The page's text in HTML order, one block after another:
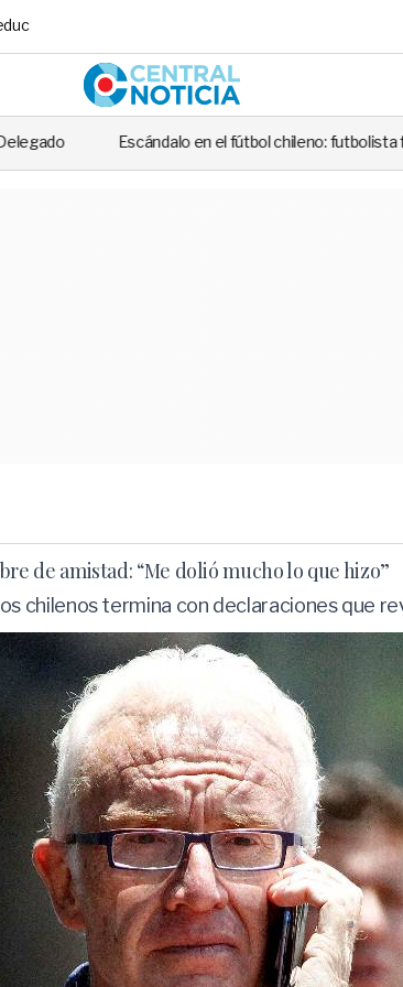
Central
en el fútbol chileno: futbolista fue detenido tras casi
de amistad: “Me dolió mucho lo que hizo”
chilenos termina con declaraciones que